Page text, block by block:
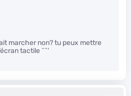
marcher non? tu peux mettre
tactile ^^’